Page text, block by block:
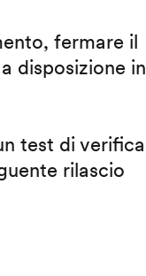
fermare il
disposizione in
test di verifica
rilascio